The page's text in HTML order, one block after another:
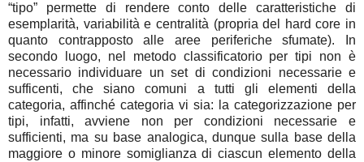
“tipo” permette di rendere conto delle caratteristiche di
esemplarità, variabilità e centralità (propria del hard core in
quanto contrapposto alle aree periferiche sfumate). In
secondo luogo, nel metodo classificatorio per tipi non è
necessario individuare un set di condizioni necessarie e
sufficenti, che siano comuni a tutti gli elementi della
categoria, affinché categoria vi sia: la categorizzazione per
tipi, infatti, avviene non per condizioni necessarie e
sufficienti, ma su base analogica, dunque sulla base della
maggiore o minore somiglianza di ciascun elemento della